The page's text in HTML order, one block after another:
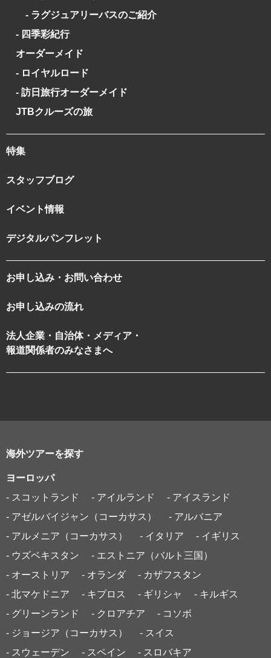
- ラグジュアリーバスのご紹介
- 四季彩紀行
オーダーメイド
- ロイヤルロード
- 訪日旅行オーダーメイド
JTBクルーズの旅
特集
スタッフブログ
イベント情報
デジタルパンフレット
お申し込み・お問い合わせ
お申し込みの流れ
法人企業・自治体・メディア・
報道関係者のみなさまへ
海外ツアーを探す
ヨーロッパ
- スコットランド
- アイルランド
- アイスランド
- アゼルバイジャン（コーカサス）
- アルバニア
- アルメニア（コーカサス）
- イタリア
- イギリス
- ウズベキスタン
- エストニア（バルト三国）
- オーストリア
- オランダ
- カザフスタン
- 北マケドニア
- キプロス - ギリシャ
- キルギス
- グリーンランド
- クロアチア
- コソボ
- ジョージア（コーカサス）
- スイス
- スウェーデン
- スペイン
- スロバキア